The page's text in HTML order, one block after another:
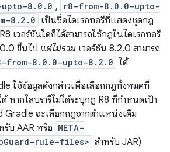
8.0.0 ,
r8-from-8.0.0-upto-
8.2.0 เป็นชื่อไดเรกทอรีที่แสดงชุดกฎ
เวอร์ชันใดก็ได้สามารถใช้กฎในไดเรกทอรี
ขึ้นไป แต่ไม่รวม เวอร์ชัน 8.2.0 สามารถ
from-8.0.0-upto-8.2.0 ได้
ใช้ข้อมูลดังกล่าวเพื่อเลือกกฎทั้งหมดที่
หากไลบรารีไม่ได้ระบุกฎ R8 ที่กำหนดเป้า
จะเลือกกฎจากตำแหน่งเดิม
รับ AAR หรือ META-
rule-files> สำหรับ JAR)